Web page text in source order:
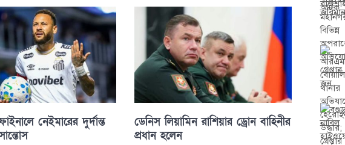
নেইমারের দুর্দান্ত
ডেনিস লিয়ামিন রাশিয়ার ড্রোন বাহিনীর
প্রধান হলেন